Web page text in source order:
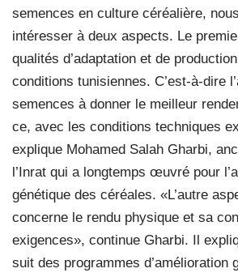
semences en culture céréalière,
intéresser à deux aspects. Le
qualités d’adaptation et de
conditions tunisiennes. C’est-à-dire
semences à donner le meilleur
ce, avec les conditions techniques
explique Mohamed Salah Gharbi,
l’Inrat qui a longtemps œuvré pour
génétique des céréales. «L’autre
concerne le rendu physique et sa
exigences», continue Gharbi. Il
suit des programmes d’amélioration